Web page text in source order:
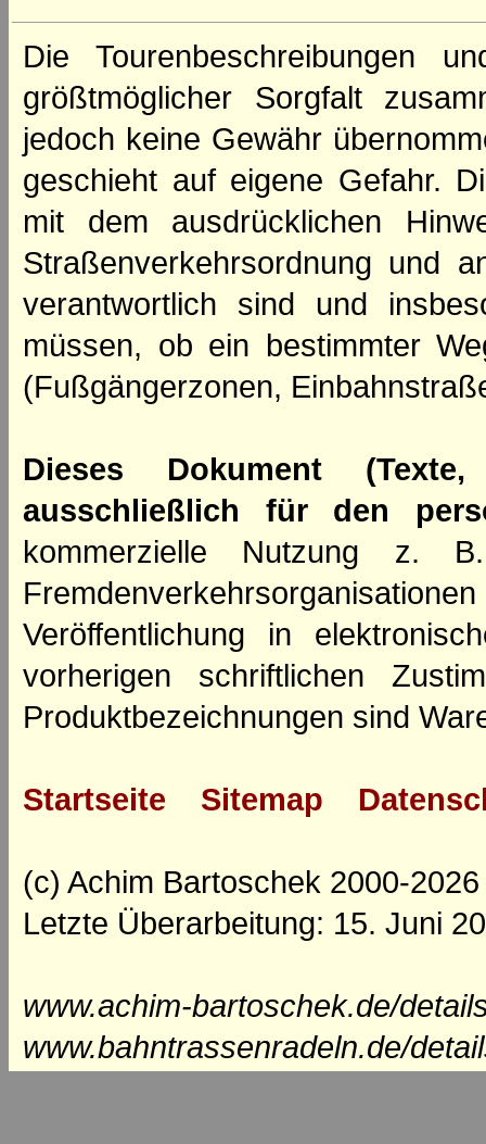
Die Tourenbeschreibungen
größtmöglicher Sorgfalt
jedoch keine Gewähr
geschieht auf eigene Gefahr.
mit dem ausdrücklichen
Straßenverkehrsordnung und
verantwortlich sind und
müssen, ob ein bestimmter
(Fußgängerzonen,
Dieses Dokument
ausschließlich für den
kommerzielle Nutzung z.
Veröffentlichung in
vorherigen schriftlichen
Produktbezeichnungen sind
Startseite Sitemap
(c) Achim Bartoschek 2000-2026
Letzte Überarbeitung: 15. Juni
www.achim-bartoschek.de/
www.bahntrassenradeln.de/